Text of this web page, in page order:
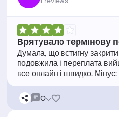
Врятувало термінову
Думала, що встигну
подовжила і переплата
0